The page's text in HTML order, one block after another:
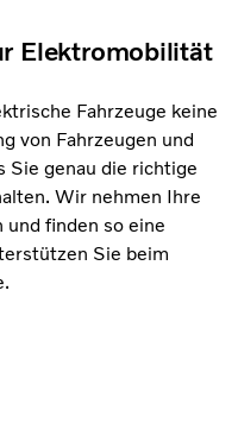
Elektromobilität
Fahrzeuge keine
von Fahrzeugen und
Sie genau die richtige
Wir nehmen Ihre
und finden so eine
Sie beim